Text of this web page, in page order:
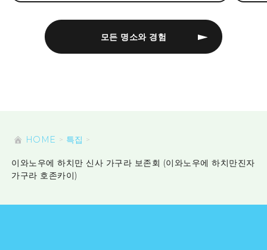
모든 명소와 경험
HOME 특집
이와노우에 하치만 신사 가구라 보존회 (이와노우에 하치만진자
가구라 호존카이)